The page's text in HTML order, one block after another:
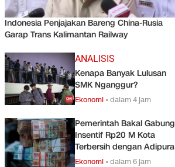
Indonesia Penjajakan Bareng China-Rusia
Garap Trans Kalimantan Railway
ANALISIS
Kenapa Banyak Lulusan
SMK Nganggur?
Ekonomi •dalam 4 jam
Pemerintah Bakal Gabung
Insentif Rp20 M Kota
Terbersih dengan Adipura
Ekonomi •dalam 6 jam